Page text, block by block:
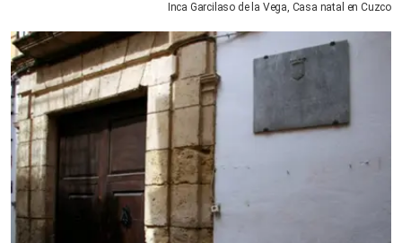
Inca Garcilaso de la Vega, Casa natal en Cuzco